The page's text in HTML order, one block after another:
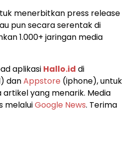
menerbitkan press release
pun secara serentak di
1.000+ jaringan media
aplikasi Hallo.id di
danAppstore (iphone), untuk
yang menarik. Media
melaluiGoogle News. Terima